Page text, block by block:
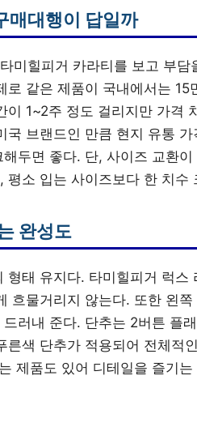
매대행이 답일까
미힐피거 카라티를 보고 부
로 같은 제품이 국내에서는
1~2주 정도 걸리지만 가격
국 브랜드인 만큼 현지 유통
두면 좋다. 단, 사이즈 교환
평소 입는 사이즈보다 한 치수
완성도
형태 유지다. 타미힐피거 럭스
흐물거리지 않는다. 또한 왼
러내 준다. 단추는 2버튼 플
른색 단추가 적용되어 전체적
제품도 있어 디테일을 즐기